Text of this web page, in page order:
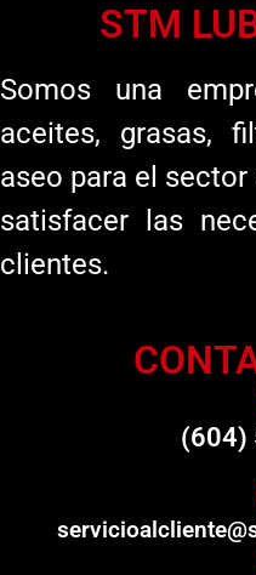
STM
Somos una
aceites, grasas,
aseo para el
satisfacer las
clientes.
(604)